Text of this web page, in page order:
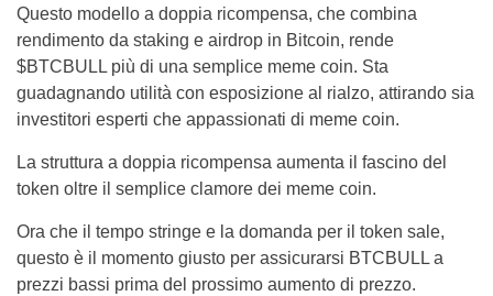
Questo modello a doppia ricompensa, che combina
rendimento da staking e airdrop in Bitcoin, rende
$BTCBULL più di una semplice meme coin. Sta
guadagnando utilità con esposizione al rialzo, attirando sia
investitori esperti che appassionati di meme coin.
La struttura a doppia ricompensa aumenta il fascino del
token oltre il semplice clamore dei meme coin.
Ora che il tempo stringe e la domanda per il token sale,
questo è il momento giusto per assicurarsi BTCBULL a
prezzi bassi prima del prossimo aumento di prezzo.